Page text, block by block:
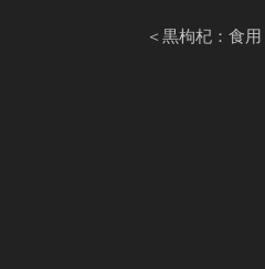
＜黒枸杞：食